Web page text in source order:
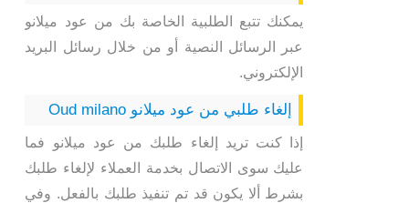
يمكنك تتبع الطلبية الخاصة بك من عود ميلانو
عبر الرسائل النصية أو من خلال رسائل البريد
الإلكتروني.
إلغاء طلبي من عود ميلانو Oud milano
إذا كنت تريد إلغاء طلبك من عود ميلانو فما
عليك سوى الاتصال بخدمة العملاء لإلغاء طلبك
بشرط ألا يكون قد تم تنفيذ طلبك بالفعل. وفي